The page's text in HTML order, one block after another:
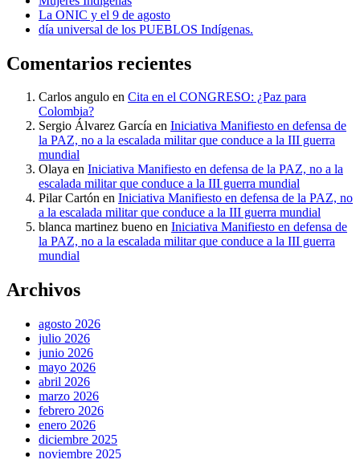
La ONIC y el 9 de agosto
día universal de los PUEBLOS Indígenas.
Comentarios recientes
Carlos angulo en Cita en el CONGRESO: ¿Paz para
Colombia?
Sergio Álvarez García en Iniciativa Manifiesto en defensa de
la PAZ, no a la escalada militar que conduce a la III guerra
mundial
Olaya en Iniciativa Manifiesto en defensa de la PAZ, no a la
escalada militar que conduce a la III guerra mundial
Pilar Cartón en Iniciativa Manifiesto en defensa de la PAZ, no
a la escalada militar que conduce a la III guerra mundial
blanca martinez bueno en Iniciativa Manifiesto en defensa de
la PAZ, no a la escalada militar que conduce a la III guerra
mundial
Archivos
agosto 2026
julio 2026
junio 2026
mayo 2026
abril 2026
marzo 2026
febrero 2026
enero 2026
diciembre 2025
noviembre 2025